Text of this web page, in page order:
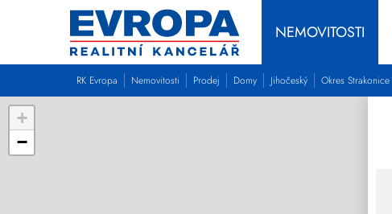
NEMOVITOSTI
RK Evropa Nemovitosti Prodej Domy Jihočeský Okres Strakonice
+
−